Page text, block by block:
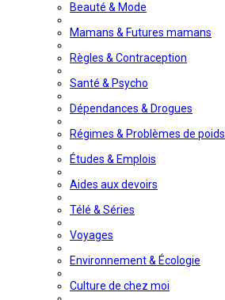
Beauté & Mode
Mamans & Futures mamans
Règles & Contraception
Santé & Psycho
Dépendances & Drogues
Régimes & Problèmes de poids
Études & Emplois
Aides aux devoirs
Télé & Séries
Voyages
Environnement & Écologie
Culture de chez moi